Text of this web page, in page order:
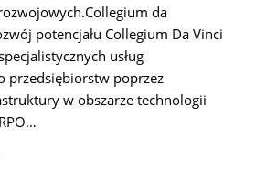
da
potencjału Collegium Da Vinci
usług
przedsiębiorstw poprzez
w obszarze technologii